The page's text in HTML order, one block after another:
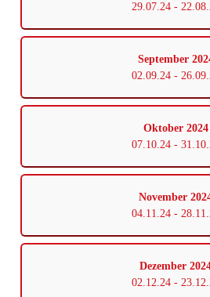
29.07.24 -
September
02.09.24 -
Oktober 2024
07.10.24 -
November
04.11.24 -
Dezember
02.12.24 -